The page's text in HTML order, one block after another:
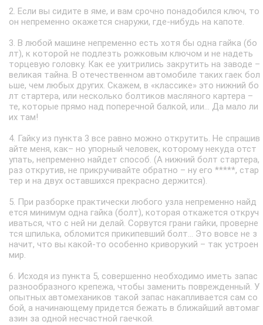
2. Если вы сидите в яме, и вам срочно понадобился ключ, то
он непременно окажется снаружи, где-нибудь на капоте.
3. В любой машине непременно есть хотя бы одна гайка (бо
лт), к которой не подлезть рожковым ключом и не надеть
торцевую головку. Как ее ухитрились закрутить на заводе –
великая тайна. В отечественном автомобиле таких гаек бол
ьше, чем любых других. Скажем, в «классике» это нижний бо
лт стартера, или несколько болтиков масляного картера –
те, которые прямо над поперечной балкой, или… Да мало ли
их там!
4. Гайку из пункта 3 все равно можно открутить. Не спрашив
айте меня, как– но упорный человек, которому некуда отст
упать, непременно найдет способ. (А нижний болт стартера,
раз открутив, не прикручивайте обратно – ну его *****, стар
тер и на двух оставшихся прекрасно держится).
5. При разборке практически любого узла непременно найд
ется минимум одна гайка (болт), которая откажется откруч
иваться, что с ней ни делай. Сорвутся грани гайки, проверне
тся шпилька, обломится прикипевший болт… Это вовсе не з
начит, что вы какой-то особенно криворукий – так устроен
мир.
6. Исходя из пункта 5, совершенно необходимо иметь запас
разнообразного крепежа, чтобы заменить поврежденный. У
опытных автомехаников такой запас накапливается сам со
бой, а начинающему придется бежать в ближайший автомаг
азин за одной несчастной гаечкой.